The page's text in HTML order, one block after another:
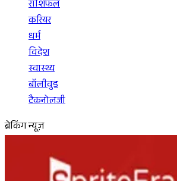
राशिफल
करियर
धर्म
विदेश
स्वास्थ्य
बॉलीवुड
टैकनोलजी
ब्रेकिंग न्यूज़